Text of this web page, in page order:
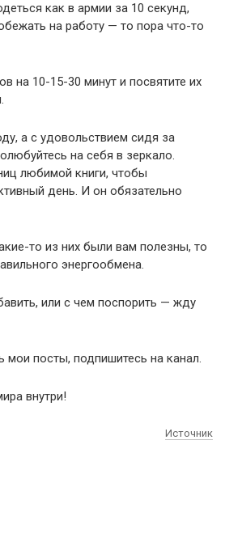
как в армии за 10 секунд,
на работу — то пора что-то
на 10-15-30 минут и посвятите их
а с удовольствием сидя за
на себя в зеркало.
любимой книги, чтобы
день. И он обязательно
то из них были вам полезны, то
энергообмена.
или с чем поспорить — жду
мои посты, подпишитесь на канал.
внутри!
Источник